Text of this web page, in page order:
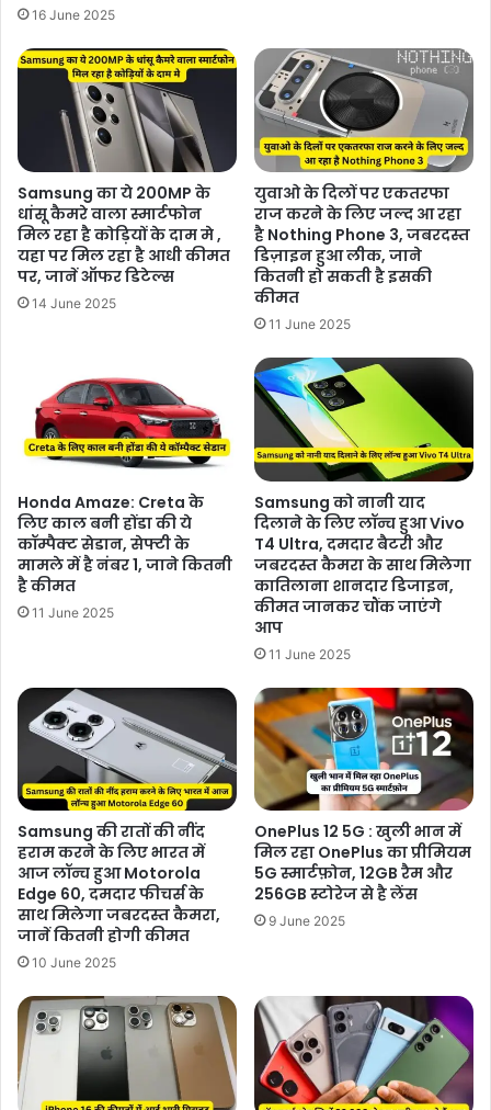
16 June 2025
Samsung का ये 200MP के
धांसू कैमरे वाला स्मार्टफोन
मिल रहा है कोड़ियों के दाम मे ,
यहा पर मिल रहा है आधी कीमत
पर, जानें ऑफर डिटेल्स
14 June 2025
युवाओ के दिलों पर एकतरफा
राज करने के लिए जल्द आ रहा
है Nothing Phone 3, जबरदस्त
डिज़ाइन हुआ लीक, जाने
कितनी हो सकती है इसकी
कीमत
11 June 2025
Honda Amaze: Creta के
लिए काल बनी होंडा की ये
कॉम्पैक्ट सेडान, सेफ्टी के
मामले में है नंबर 1, जाने कितनी
है कीमत
11 June 2025
Samsung को नानी याद
दिलाने के लिए लॉन्च हुआ Vivo
T4 Ultra, दमदार बैटरी और
जबरदस्त कैमरा के साथ मिलेगा
कातिलाना शानदार डिजाइन,
कीमत जानकर चौंक जाएंगे
आप
11 June 2025
Samsung की रातों की नींद
हराम करने के लिए भारत में
आज लॉन्च हुआ Motorola
Edge 60, दमदार फीचर्स के
साथ मिलेगा जबरदस्त कैमरा,
जानें कितनी होगी कीमत
10 June 2025
OnePlus 12 5G : खुली भान में
मिल रहा OnePlus का प्रीमियम
5G स्मार्टफ़ोन, 12GB रैम और
256GB स्टोरेज से है लेंस
9 June 2025